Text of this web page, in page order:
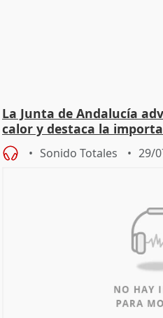
La Junta de Andalucía
calor y destaca la
Sonido Totales 29/